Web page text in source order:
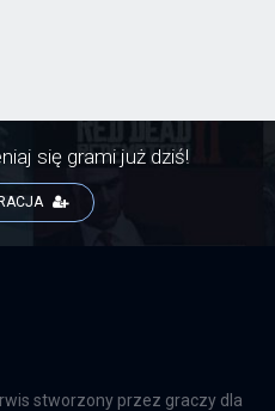
Edition
się grami już dziś!
stworzony przez graczy dla